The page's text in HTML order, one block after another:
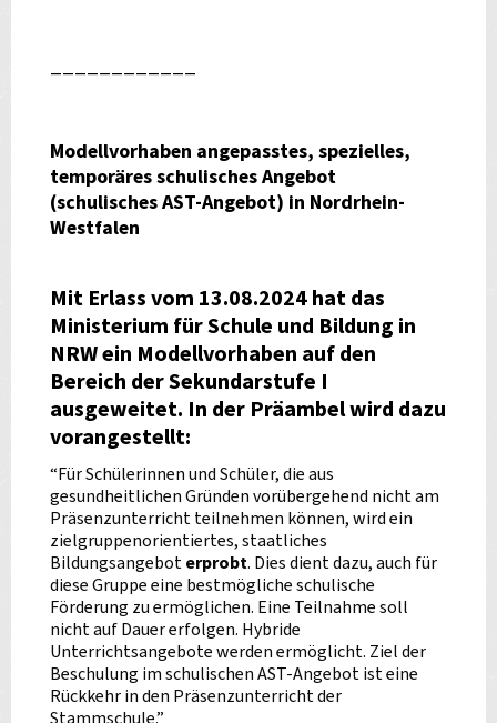
Modellvorhaben angepasstes, spezielles,
temporäres schulisches Angebot
(schulisches AST-Angebot) in Nordrhein-
Westfalen
Mit Erlass vom 13.08.2024 hat das
Ministerium für Schule und Bildung in
NRW ein Modellvorhaben auf den
Bereich der Sekundarstufe I
ausgeweitet. In der Präambel wird dazu
vorangestellt:
“Für Schülerinnen und Schüler, die aus
gesundheitlichen Gründen vorübergehend nicht am
Präsenzunterricht teilnehmen können, wird ein
zielgruppenorientiertes, staatliches
Bildungsangeboterprobt. Dies dient dazu, auch für
diese Gruppe eine bestmögliche schulische
Förderung zu ermöglichen. Eine Teilnahme soll
nicht auf Dauer erfolgen. Hybride
Unterrichtsangebote werden ermöglicht. Ziel der
Beschulung im schulischen AST-Angebot ist eine
Rückkehr in den Präsenzunterricht der